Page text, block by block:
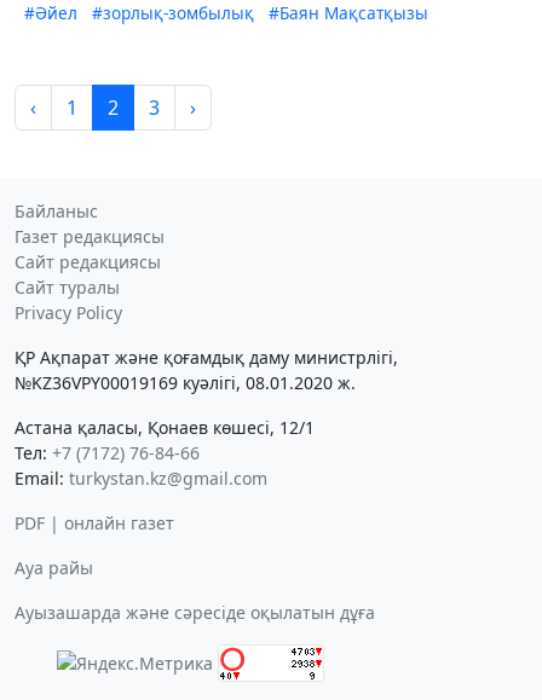
#Әйел #зорлық-зомбылық #Баян Мақсатқызы
‹ 1 2 3 ›
Байланыс
Газет редакциясы
Сайт редакциясы
Сайт туралы
Privacy Policy
ҚР Ақпарат және қоғамдық даму министрлігі,
№KZ36VPY00019169 куәлігі, 08.01.2020 ж.
Астана қаласы, Қонаев көшесі, 12/1
Тел: +7 (7172) 76-84-66
Email: turkystan.kz@gmail.com
PDF | онлайн газет
Ауа райы
Ауызашарда және сәресіде оқылатын дұға